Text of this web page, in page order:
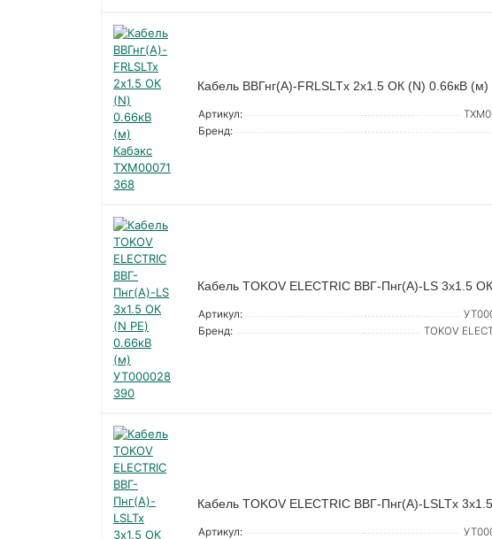
Кабель ВВГнг(А)-FRLSLTx 2х1.5 ОК (N) 0.66кВ
Артикул:
Бренд:
Кабель TOKOV ELECTRIC ВВГ-Пнг(А)-LS 3х1.5
Артикул:
Бренд:
TOKOV
Кабель TOKOV ELECTRIC ВВГ-Пнг(А)-LSLTx
Артикул: